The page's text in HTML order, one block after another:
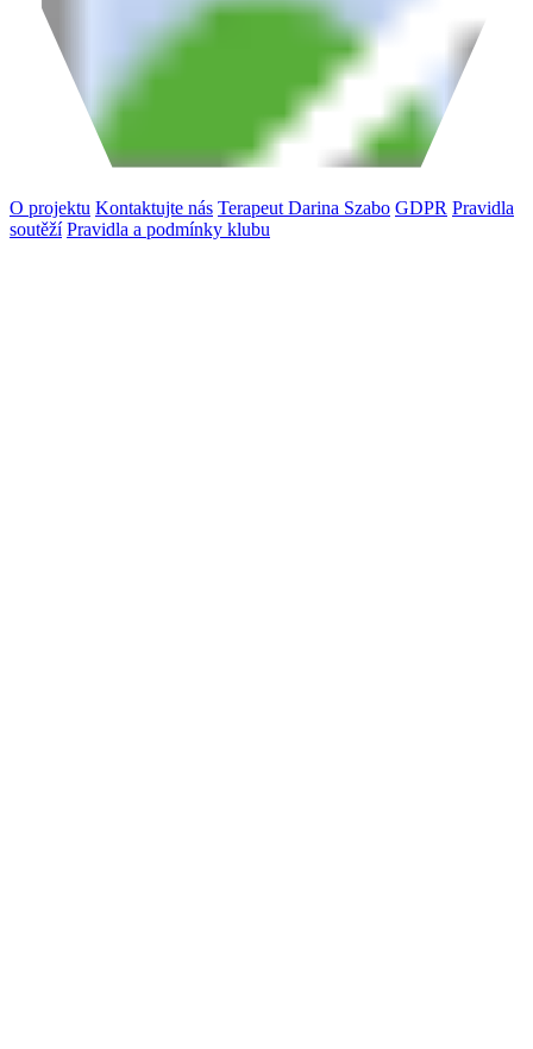
O projektu Kontaktujte nás Terapeut Darina Szabo GDPR Pravidla
soutěží Pravidla a podmínky klubu